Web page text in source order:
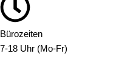
Bürozeiten
7-18 Uhr (Mo-Fr)